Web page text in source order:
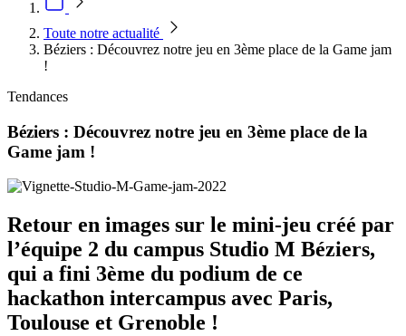
Toute notre actualité
Béziers : Découvrez notre jeu en 3ème place de la Game jam
!
Tendances
Béziers : Découvrez notre jeu en 3ème place de la
Game jam !
Retour en images sur le mini-jeu créé par
l’équipe 2 du campus Studio M Béziers,
qui a fini 3ème du podium de ce
hackathon intercampus avec Paris,
Toulouse et Grenoble !